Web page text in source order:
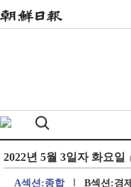
A섹션:종합 B섹션:경제